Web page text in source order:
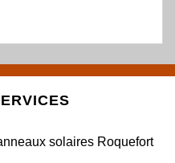
solaires Roquefort